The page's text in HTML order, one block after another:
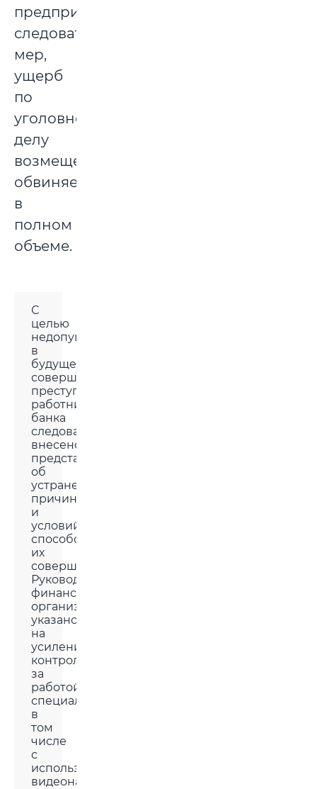
предпринятых
следователем
мер,
ущерб
по
уголовному
делу
возмещен
обвиняемой
в
полном
объеме.
С
целью
недопущения
в
будущем
совершения
преступлений
работниками
банка
следователем
внесено
представление
об
устранении
причин
и
условий,
способствующих
их
совершению.
Руководству
финансовой
организации
указано
на
усиление
контроля
за
работой
специалистов,
в
том
числе
с
использованием
видеонаблюдения.